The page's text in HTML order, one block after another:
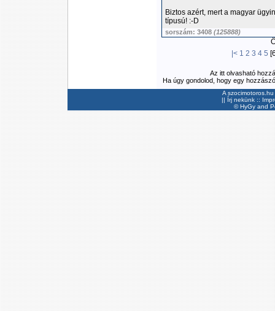
Biztos azért, mert a magyar
típusú! :-D
sorszám: 3408 (125888)
|< 1 2 3 4 5
Az itt olvasható
Ha úgy gondolod, hogy egy
A
|| Írj nekünk ::
©HyGyand